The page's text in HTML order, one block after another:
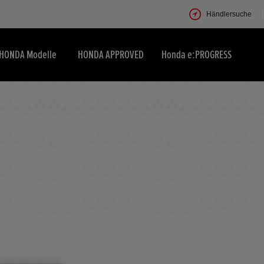
Händlersuche
HONDA Modelle HONDA APPROVED Honda e:PROGRESS